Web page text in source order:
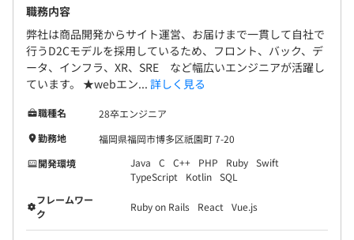
職務内容
弊社は商品開発からサイト運営、お届けまで一貫して自社で
行うD2Cモデルを採用しているため、フロント、バック、デ
ータ、インフラ、XR、SRE など幅広いエンジニアが活躍し
ています。 ★webエン... 詳しく見る
職種名
28卒エンジニア
勤務地
福岡県福岡市博多区祇園町 7-20
開発環境
Java C C++ PHP Ruby Swift
TypeScript
Kotlin SQL
フレームワー
ク
Ruby on Rails React Vue.js